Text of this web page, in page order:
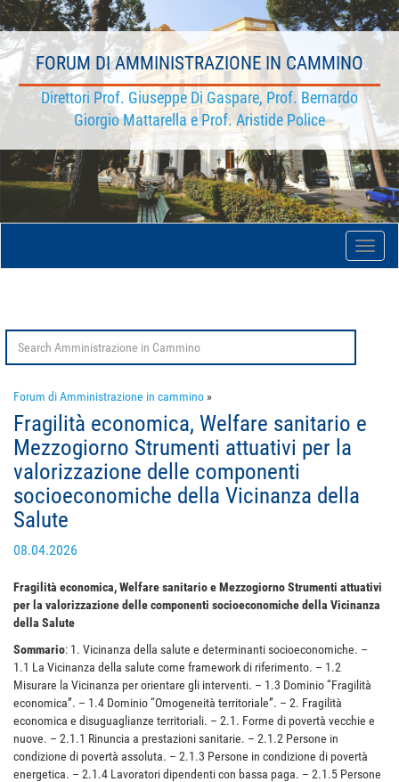
FORUM DI AMMINISTRAZIONE IN CAMMINO
Direttori Prof. Giuseppe Di Gaspare, Prof. Bernardo
Giorgio Mattarella e Prof. Aristide Police
Toggle
for:
Forum di Amministrazione in cammino »
Fragilità economica, Welfare sanitario e
Mezzogiorno Strumenti attuativi per la
valorizzazione delle componenti
socioeconomiche della Vicinanza della
Salute
08.04.2026
Fragilità economica, Welfare sanitario e Mezzogiorno Strumenti attuativi
per la valorizzazione delle componenti socioeconomiche della Vicinanza
della Salute
Sommario: 1. Vicinanza della salute e determinanti socioeconomiche. –
1.1 La Vicinanza della salute come framework di riferimento. – 1.2
Misurare la Vicinanza per orientare gli interventi. – 1.3 Dominio “Fragilità
economica”. – 1.4 Dominio “Omogeneità territoriale”. – 2. Fragilità
economica e disuguaglianze territoriali. – 2.1. Forme di povertà vecchie e
nuove. – 2.1.1 Rinuncia a prestazioni sanitarie. – 2.1.2 Persone in
condizione di povertà assoluta. – 2.1.3 Persone in condizione di povertà
energetica. – 2.1.4 Lavoratori dipendenti con bassa paga. – 2.1.5 Persone